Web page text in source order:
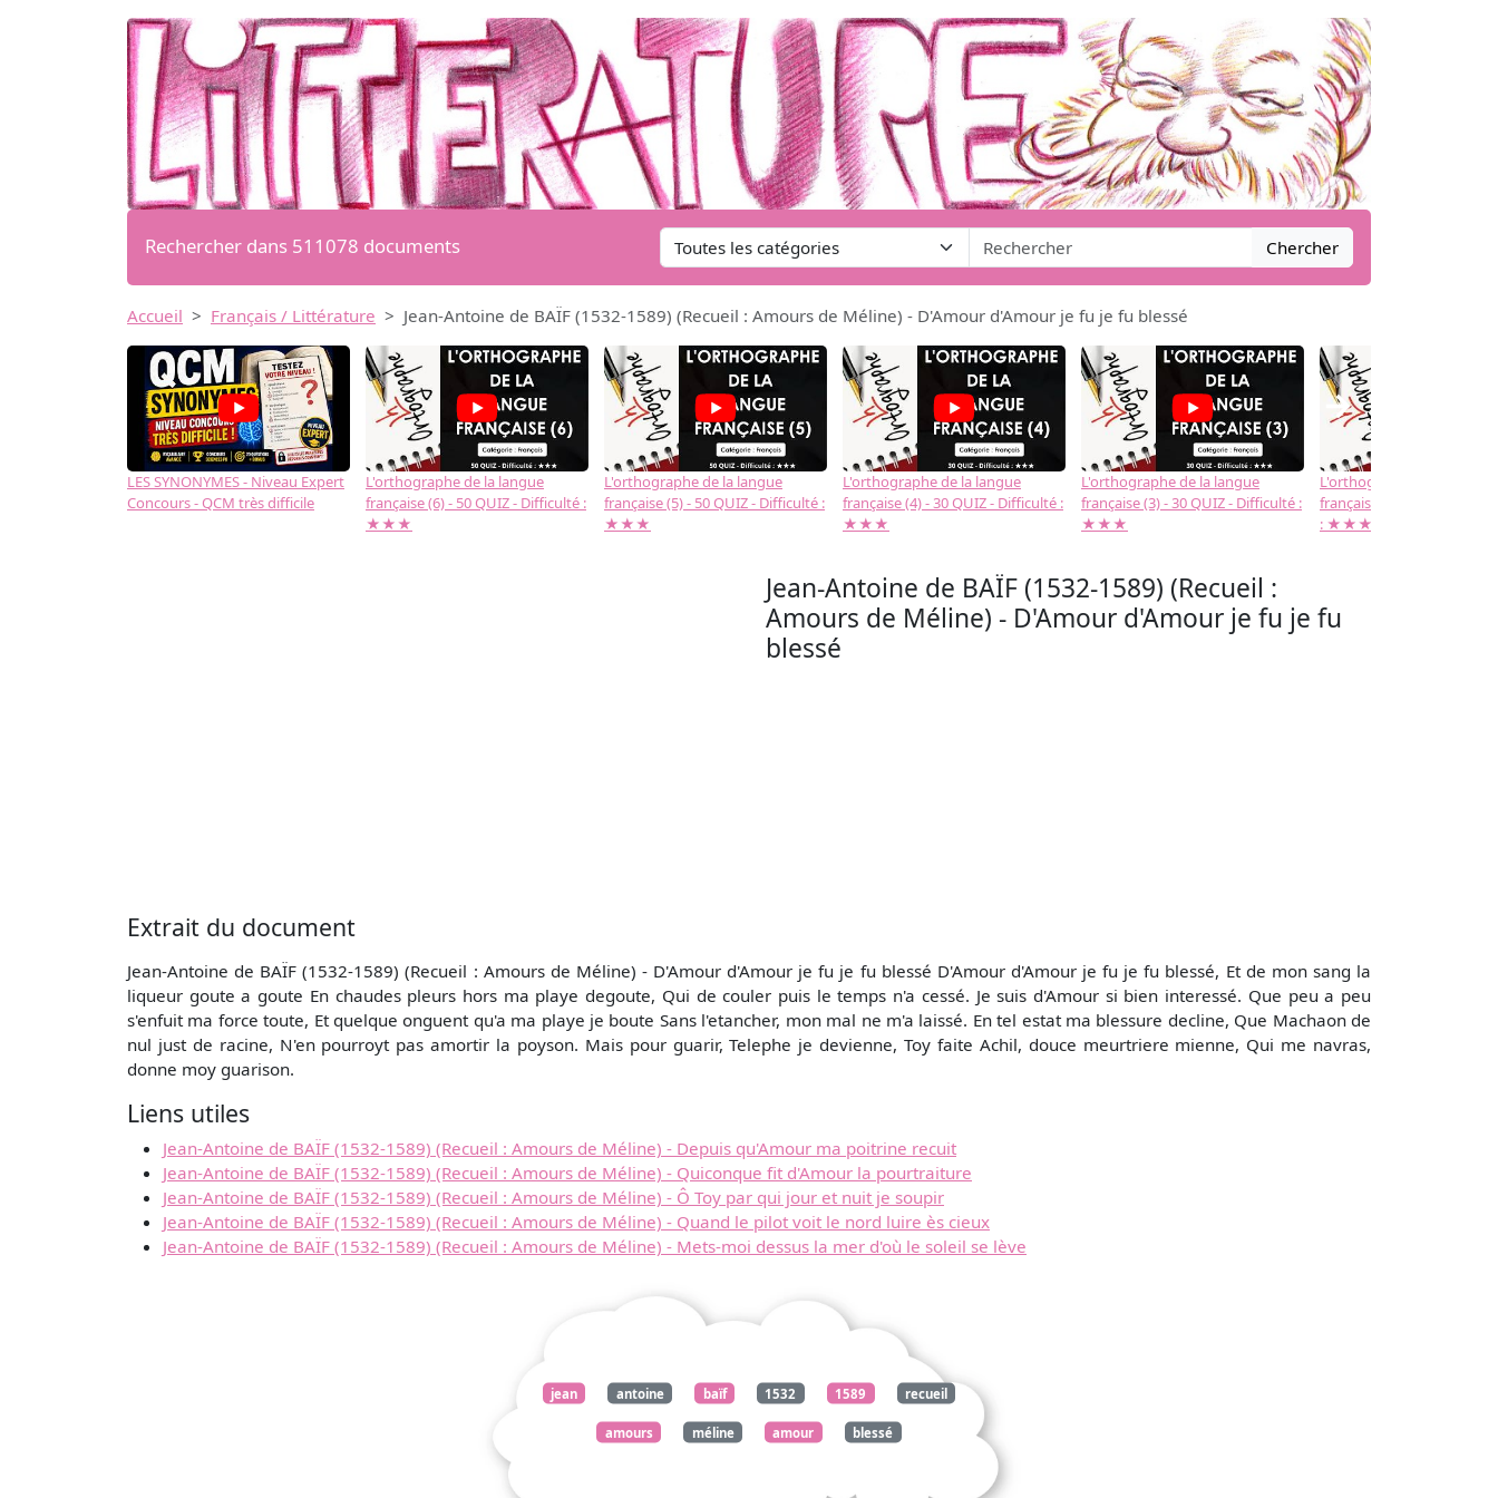
Rechercher dans 511078 documents Chercher
Accueil Français / Littérature Jean-Antoine de BAÏF (1532-1589) (Recueil : Amours de Méline) - D'Amour d'Amour je fu je fu blessé
LES SYNONYMES - Niveau Expert
Concours - QCM très difficile
L'orthographe de la langue
française (6) - 50 QUIZ - Difficulté :
★★★
L'orthographe de la langue
française (5) - 50 QUIZ - Difficulté :
★★★
L'orthographe de la langue
française (4) - 30 QUIZ - Difficulté :
★★★
L'orthographe de la langue
française (3) - 30 QUIZ - Difficulté :
★★★
L'orthographe de la langue
française (2) -( 20 QUIZ -
: ★★★
→
Jean-Antoine de BAÏF (1532-1589) (Recueil :
Amours de Méline) - D'Amour d'Amour je fu je fu
blessé
Extrait du document
Jean-Antoine de BAÏF (1532-1589) (Recueil : Amours de Méline) - D'Amour d'Amour je fu je fu blessé D'Amour d'Amour je fu je fu blessé, Et de mon sang la
liqueur goute a goute En chaudes pleurs hors ma playe degoute, Qui de couler puis le temps n'a cessé. Je suis d'Amour si bien interessé. Que peu a peu
s'enfuit ma force toute, Et quelque onguent qu'a ma playe je boute Sans l'etancher, mon mal ne m'a laissé. En tel estat ma blessure decline, Que Machaon de
nul just de racine, N'en pourroyt pas amortir la poyson. Mais pour guarir, Telephe je devienne, Toy faite Achil, douce meurtriere mienne, Qui me navras,
donne moy guarison.
Liens utiles
Jean-Antoine de BAÏF (1532-1589) (Recueil : Amours de Méline) - Depuis qu'Amour ma poitrine recuit
Jean-Antoine de BAÏF (1532-1589) (Recueil : Amours de Méline) - Quiconque fit d'Amour la pourtraiture
Jean-Antoine de BAÏF (1532-1589) (Recueil : Amours de Méline) - Ô Toy par qui jour et nuit je soupir
Jean-Antoine de BAÏF (1532-1589) (Recueil : Amours de Méline) - Quand le pilot voit le nord luire ès cieux
Jean-Antoine de BAÏF (1532-1589) (Recueil : Amours de Méline) - Mets-moi dessus la mer d'où le soleil se lève
jean antoine baïf 1532 1589 recueil
amours méline amour blessé